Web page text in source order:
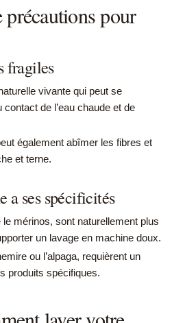
pour
fragiles
vivante qui peut se
de l’eau chaude et de
également abîmer les fibres et
et terne.
a ses spécificités
mérinos, sont naturellement plus
un lavage en machine doux.
ou l’alpaga, requièrent un
produits spécifiques.